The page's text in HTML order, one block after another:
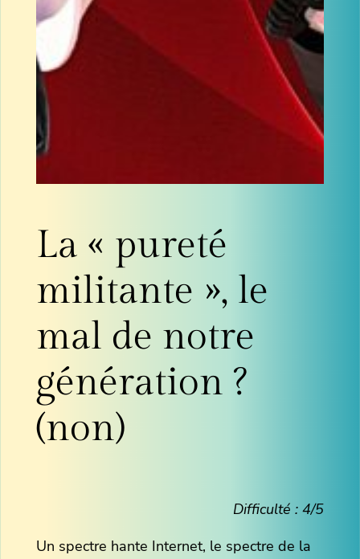
La « pureté
militante », le
mal de notre
génération ?
(non)
Difficulté : 4/5
Un spectre hante Internet, le spectre de la